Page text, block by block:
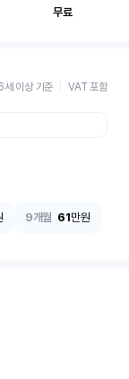
무료
이상 기준 VAT 포함
9개월 61만원